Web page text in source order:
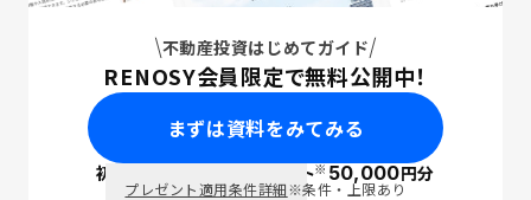
不動産投資はじめてガイド
RENOSY会員限定で無料公開中！
まずは資料をみてみる
初回面談で ポイント※50,000円分
プレゼント適用条件詳細※条件・上限あり